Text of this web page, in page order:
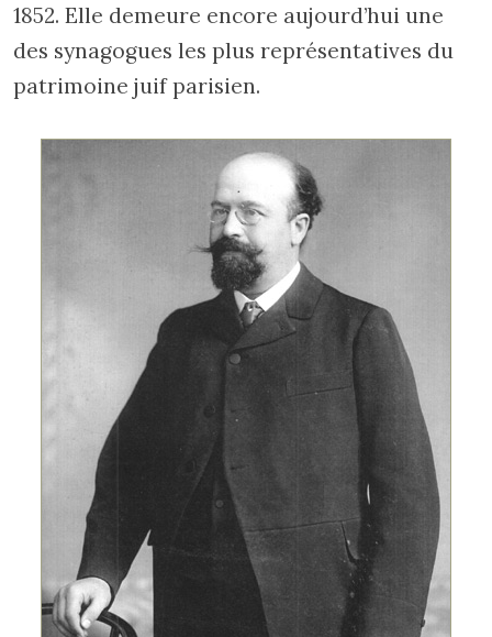
1852. Elle demeure encore aujourd’hui une
des synagogues les plus représentatives du
patrimoine juif parisien.